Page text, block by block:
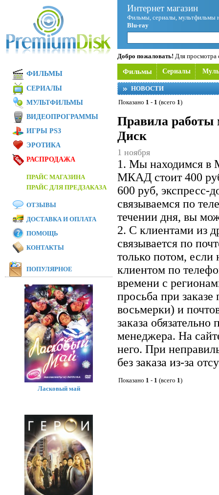
Интернет магазин
Фильмы, сериалы, мультфильмы
Blu-ray
Добро пожаловать! Для просмотра
Фильмы Сериалы
НОВОСТИ
Показано 1 - 1 (всего 1)
Правила работы
Диск
1 ноября
1. Мы находимся в
МКАД стоит 400
600 руб, экспресс-
связываемся по
течении дня, вы
2. С клиентами из
связывается по
только потом, если
клиентом по
времени с
просьба при
восьмерки) и
заказа
менеджера. На
него. При
без заказа из-за
Показано 1 - 1 (всего 1)
ФИЛЬМЫ
СЕРИАЛЫ
МУЛЬТФИЛЬМЫ
ВИДЕОПРОГРАММЫ
ИГРЫ PS3
ЭРОТИКА
РАСПРОДАЖА
ПРАЙС МАГАЗИНА
ПРАЙС ДЛЯ ПРЕДЗАКАЗА
ОТЗЫВЫ
ДОСТАВКА И ОПЛАТА
ПОМОЩЬ
КОНТАКТЫ
ПОПУЛЯРНОЕ
Ласковый май